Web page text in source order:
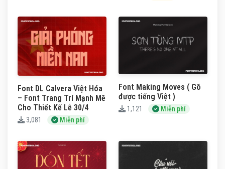
Font DL Calvera Việt Hóa
– Font Trang Trí Mạnh Mẽ
Cho Thiết Kế Lễ 30/4
3,081 Miễn phí
Font Making Moves ( Gõ
được tiếng Việt )
1,121 Miễn phí